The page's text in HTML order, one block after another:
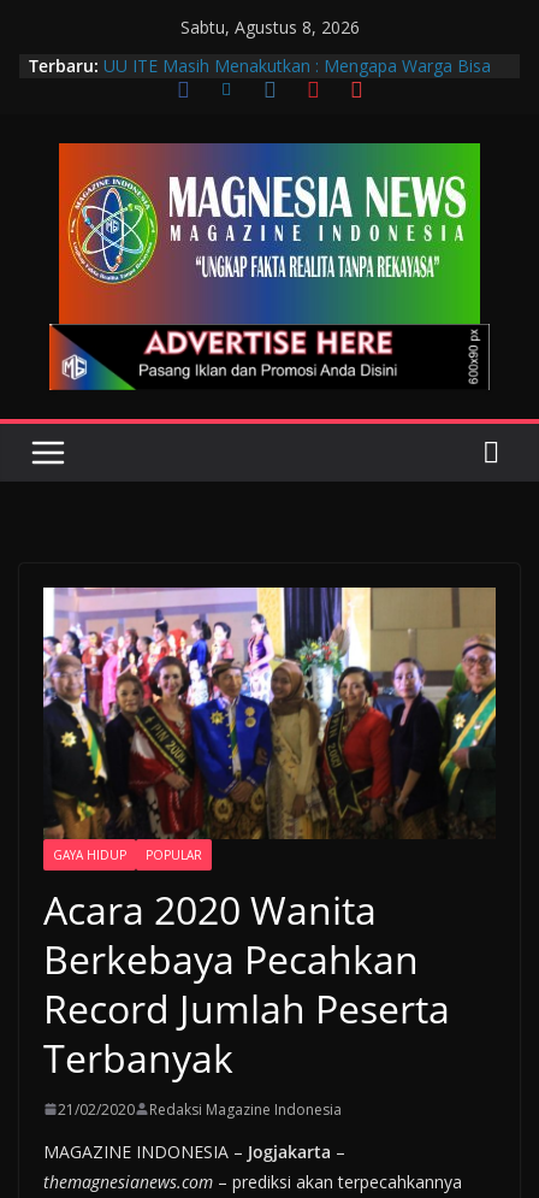
Sabtu, Agustus 8, 2026
Terbaru: UU ITE Masih Menakutkan : Mengapa Warga Bisa
Dipidana Hanya karena Bicara?
Momentum Penguatan Profesi dan Transformasi
Digital
Wakil Wali Kota Bandung Hadiri Muscab VIII PTGMI
Kota Bandung, Dorong Penguatan Kompetensi
Terapis Gigi dan Mulut
Langkah Awal Deteksi Dini Penyakit, Kenali Peran
Tenaga Teknologi Laboratorium Medik
Sebenarnya Sedang Melindungi Siapa?
GAYA HIDUP POPULAR
Acara 2020 Wanita
Berkebaya Pecahkan
Record Jumlah Peserta
Terbanyak
21/02/2020 Redaksi Magazine Indonesia
MAGAZINE INDONESIA – Jogjakarta –
themagnesianews.com – prediksi akan terpecahkannya